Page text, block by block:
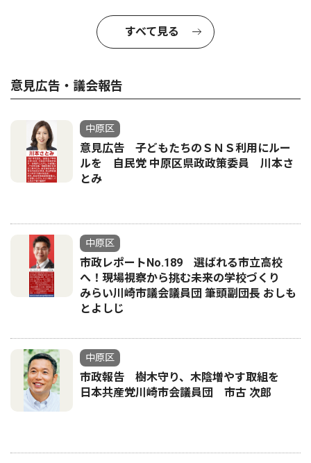
すべて見る
意見広告・議会報告
中原区
意見広告 子どもたちのＳＮＳ利用にルー
ルを 自民党 中原区県政政策委員 川本さ
とみ
中原区
市政レポートNo.189 選ばれる市立高校
へ！現場視察から挑む未来の学校づくり
みらい川崎市議会議員団 筆頭副団長 おしも
とよしじ
中原区
市政報告 樹木守り、木陰増やす取組を
日本共産党川崎市会議員団 市古 次郎